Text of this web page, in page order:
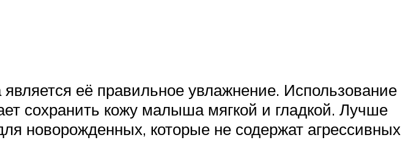
её правильное увлажнение. Использование
сохранить кожу малыша мягкой и гладкой. Лучше
новорожденных, которые не содержат агрессивных